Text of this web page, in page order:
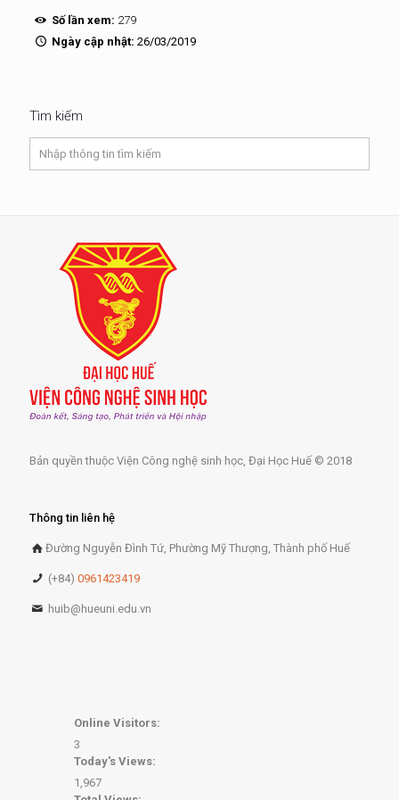
Số lần xem: 279
Ngày cập nhật: 26/03/2019
Tìm kiếm
Bản quyền thuộc Viện Công nghệ sinh học, Đại Học Huế © 2018
Thông tin liên hệ
Đường Nguyễn Đình Tứ, Phường Mỹ Thượng, Thành phố Huế
(+84)0961423419
huib@hueuni.edu.vn
Online Visitors:
3
Today's Views:
1,967